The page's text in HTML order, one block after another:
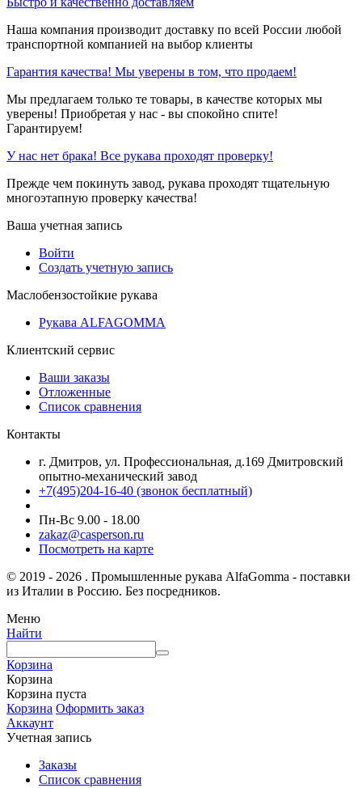
Наша компания производит доставку по всей России любой
транспортной компанией на выбор клиенты
Гарантия качества! Мы уверены в том, что продаем!
Мы предлагаем только те товары, в качестве которых мы
уверены! Приобретая у нас - вы спокойно спите!
Гарантируем!
У нас нет брака! Все рукава проходят проверку!
Прежде чем покинуть завод, рукава проходят тщательную
многоэтапную проверку качества!
Ваша учетная запись
Войти
Создать учетную запись
Маслобензостойкие рукава
Рукава ALFAGOMMA
Клиентский сервис
Ваши заказы
Отложенные
Список сравнения
Контакты
г. Дмитров, ул. Профессиональная, д.169 Дмитровский
опытно-механический завод
+7(495)204-16-40 (звонок бесплатный)
Пн-Вс 9.00 - 18.00
zakaz@casperson.ru
Посмотреть на карте
© 2019 - 2026 . Промышленные рукава AlfaGomma - поставки
из Италии в Россию. Без посредников.
Меню
Найти
Корзина
Корзина
Корзина пуста
Корзина Оформить заказ
Аккаунт
Учетная запись
Заказы
Список сравнения